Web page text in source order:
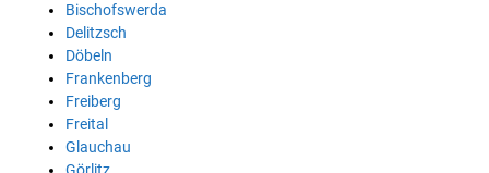
Bischofswerda
Delitzsch
Döbeln
Frankenberg
Freiberg
Freital
Glauchau